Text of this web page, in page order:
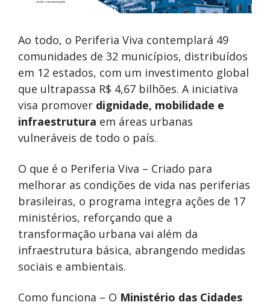
Ao todo, o Periferia Viva contemplará 49
comunidades de 32 municípios, distribuídos
em 12 estados, com um investimento global
que ultrapassa R$ 4,67 bilhões. A iniciativa
visa promover dignidade, mobilidade e
infraestrutura em áreas urbanas
vulneráveis de todo o país.
O que é o Periferia Viva – Criado para
melhorar as condições de vida nas periferias
brasileiras, o programa integra ações de 17
ministérios, reforçando que a
transformação urbana vai além da
infraestrutura básica, abrangendo medidas
sociais e ambientais.
Como funciona – O Ministério das Cidades